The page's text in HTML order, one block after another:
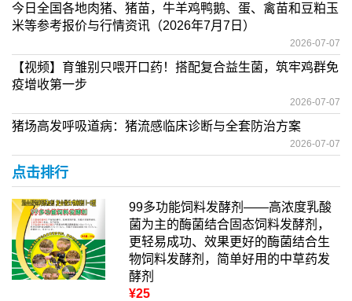
今日全国各地肉猪、猪苗，牛羊鸡鸭鹅、蛋、禽苗和豆粕玉
米等参考报价与行情资讯（2026年7月7日）
2026-07-07
【视频】育雏别只喂开口药！搭配复合益生菌，筑牢鸡群免
疫增收第一步
2026-07-07
猪场高发呼吸道病：猪流感临床诊断与全套防治方案
2026-07-07
点击排行
99多功能饲料发酵剂——高浓度乳酸
菌为主的酶菌结合固态饲料发酵剂，
更轻易成功、效果更好的酶菌结合生
物饲料发酵剂，简单好用的中草药发
酵剂
¥25